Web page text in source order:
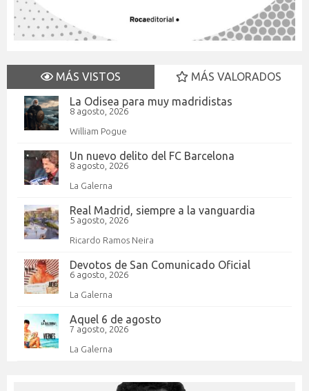
MÁS VISTOS
MÁS VALORADOS
La Odisea para muy madridistas
8 agosto, 2026
William Pogue
Un nuevo delito del FC Barcelona
8 agosto, 2026
La Galerna
Real Madrid, siempre a la vanguardia
5 agosto, 2026
Ricardo Ramos Neira
Devotos de San Comunicado Oficial
6 agosto, 2026
La Galerna
Aquel 6 de agosto
7 agosto, 2026
La Galerna